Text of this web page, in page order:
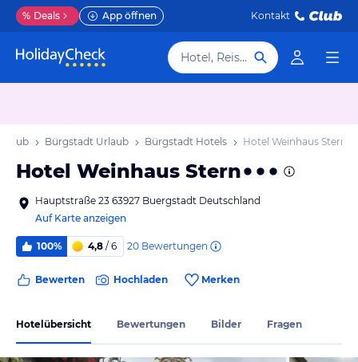
% Deals App öffnen Kontakt
Hotel, Reiseziel
Bürgstadt Urlaub Bürgstadt Hotels Hotel Weinhaus Stern
Hotel Weinhaus Stern
Hauptstraße 23 63927 Buergstadt Deutschland
Auf Karte anzeigen
100% 4,8 / 6 20 Bewertungen
Bewerten Hochladen Merken
Hotelübersicht Bewertungen Bilder Fragen